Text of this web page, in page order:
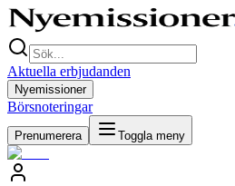
Aktuella erbjudanden
Nyemissioner
Börsnoteringar
Prenumerera Toggla meny